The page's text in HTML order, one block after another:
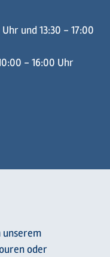
und 13:30 - 17:00
- 16:00 Uhr
unserem
oder